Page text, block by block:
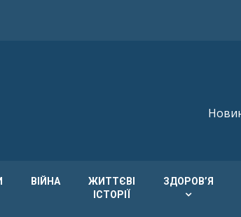
ВІЙНА
ЖИТТЄВІ
ІСТОРІЇ
ЗДОРОВ’Я